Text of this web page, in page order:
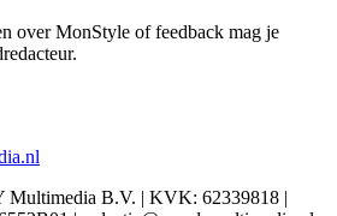
over MonStyle of feedback mag je
Multimedia B.V. | KVK: 62339818 |